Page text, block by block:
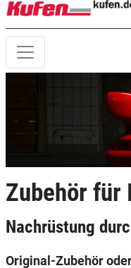
Zubehör für
Nachrüstung
Original-Zubehör